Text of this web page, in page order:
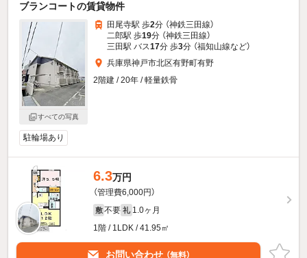
ブランコートの賃貸物件
すべての写真
田尾寺駅 歩2分 （神鉄三田線）
二郎駅 歩19分 （神鉄三田線）
三田駅 バス17分 歩3分 （福知山線など）
兵庫県神戸市北区有野町有野
2階建 / 20年 / 軽量鉄骨
駐輪場あり
6.3万円
（管理費6,000円）
敷 不要 礼 1.0ヶ月
1階 / 1LDK / 41.95㎡
お問い合わせ （無料）